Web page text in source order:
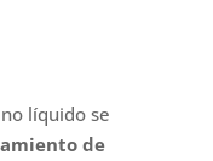
líquido se
de